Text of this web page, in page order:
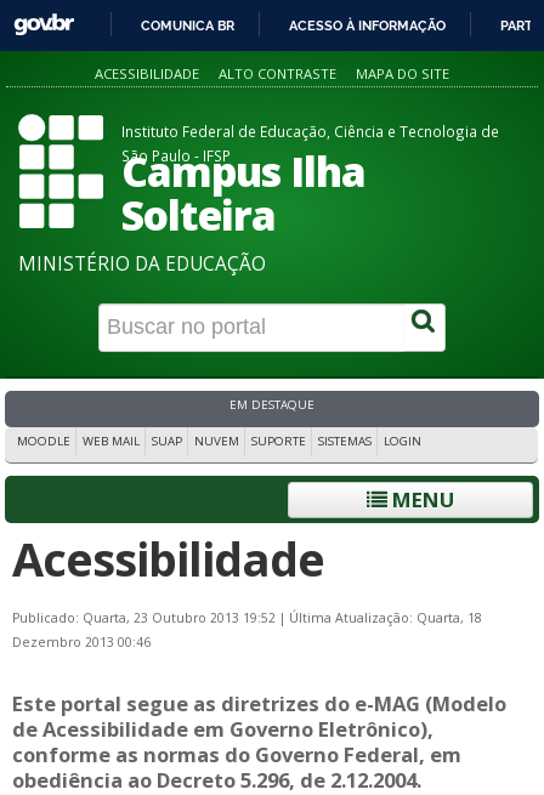
PARA
CONTEÚDO
COMUNICA BR ACESSO À INFORMAÇÃO
ACESSIBILIDADE ALTO CONTRASTE MAPA DO SITE
Instituto Federal de Educação, Ciência e Tecnologia de
São Paulo - IFSP
Campus Ilha
Solteira
MINISTÉRIO DA EDUCAÇÃO
EM DESTAQUE
MOODLE WEB MAIL SUAP NUVEM SUPORTE SISTEMAS LOGIN
MENU
Acessibilidade
Publicado: Quarta, 23 Outubro 2013 19:52 | Última Atualização: Quarta, 18
Dezembro 2013 00:46
Este portal segue as diretrizes do e-MAG (Modelo
de Acessibilidade em Governo Eletrônico),
conforme as normas do Governo Federal, em
obediência ao Decreto 5.296, de 2.12.2004.